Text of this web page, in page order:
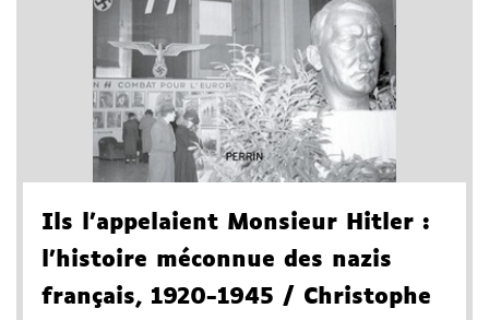
Ils l'appelaient Monsieur Hitler :
l'histoire méconnue des nazis
français, 1920-1945 / Christophe